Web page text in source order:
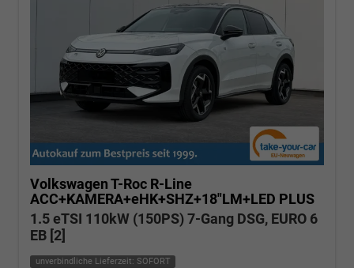
Volkswagen T-Roc R-Line
ACC+KAMERA+eHK+SHZ+18"LM+LED PLUS
1.5 eTSI 110kW (150PS) 7-Gang DSG, EURO 6
EB [2]
unverbindliche Lieferzeit: SOFORT